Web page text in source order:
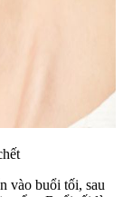
vào buổi tối, sau